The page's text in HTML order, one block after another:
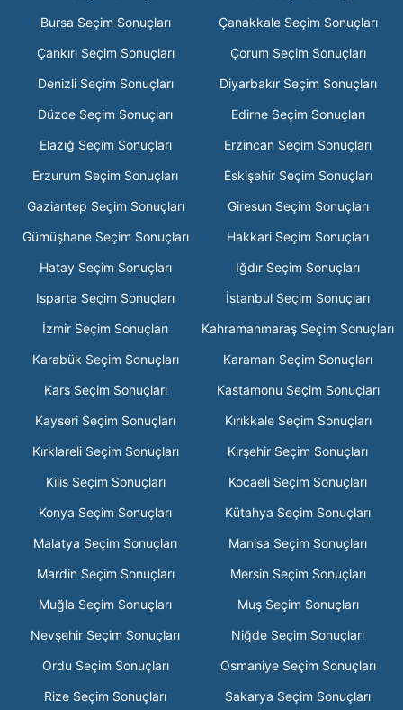
Bursa Seçim Sonuçları
Çanakkale Seçim Sonuçları
Çankırı Seçim Sonuçları
Çorum Seçim Sonuçları
Denizli Seçim Sonuçları
Diyarbakır Seçim Sonuçları
Düzce Seçim Sonuçları
Edirne Seçim Sonuçları
Elazığ Seçim Sonuçları
Erzincan Seçim Sonuçları
Erzurum Seçim Sonuçları
Eskişehir Seçim Sonuçları
Gaziantep Seçim Sonuçları
Giresun Seçim Sonuçları
Gümüşhane Seçim Sonuçları
Hakkari Seçim Sonuçları
Hatay Seçim Sonuçları
Iğdır Seçim Sonuçları
Isparta Seçim Sonuçları
İstanbul Seçim Sonuçları
İzmir Seçim Sonuçları
Kahramanmaraş Seçim Sonuçları
Karabük Seçim Sonuçları
Karaman Seçim Sonuçları
Kars Seçim Sonuçları
Kastamonu Seçim Sonuçları
Kayseri Seçim Sonuçları
Kırıkkale Seçim Sonuçları
Kırklareli Seçim Sonuçları
Kırşehir Seçim Sonuçları
Kilis Seçim Sonuçları
Kocaeli Seçim Sonuçları
Konya Seçim Sonuçları
Kütahya Seçim Sonuçları
Malatya Seçim Sonuçları
Manisa Seçim Sonuçları
Mardin Seçim Sonuçları
Mersin Seçim Sonuçları
Muğla Seçim Sonuçları
Muş Seçim Sonuçları
Nevşehir Seçim Sonuçları
Niğde Seçim Sonuçları
Ordu Seçim Sonuçları
Osmaniye Seçim Sonuçları
Rize Seçim Sonuçları
Sakarya Seçim Sonuçları